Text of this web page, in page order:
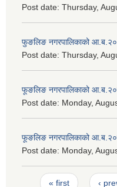
Post date: Thursday,
फुङलिङ नगरपालिकाको
Post date: Thursday,
फूङलिङ नगरपालिकाको
Post date: Monday,
फूङलिङ नगरपालिकाको
Post date: Monday,
Pages
« first ‹